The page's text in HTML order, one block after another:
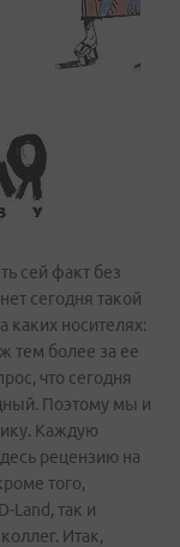
сей факт без
сегодня такой
каких носителях:
тем более за ее
что сегодня
Поэтому мы и
Каждую
рецензию на
того,
Land, так и
Итак,